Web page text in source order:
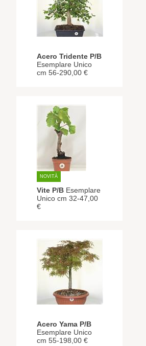
Acero Tridente P/B
Esemplare Unico
cm 56-290,00 €
NOVITÀ
Vite P/B Esemplare
Unico cm 32-47,00
€
Acero Yama P/B
Esemplare Unico
cm 55-198,00 €